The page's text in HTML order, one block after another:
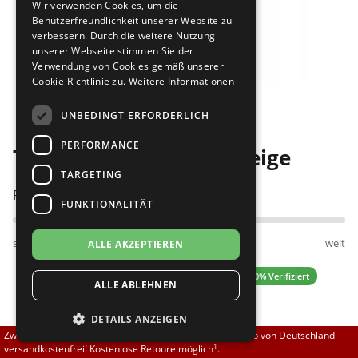
Brautschuhe
Sneaker
Übergrößen 43-44
Flexerinas
Merlet
Nueva Epoca
RayRose
Rummos
Rumpf
SoDanca
TopTanz
Bilder
Top Tanz Miami 3669 beige
Passt am besten bei Fußweite:
schmal normal weit
4.50 (2 Bewertungen) ✓ 100% Verifiziert
149,90 EUR
Zwischen 70,00 EUR und 800,00 EUR liefern wir innerhalb von Deutschland
versandkostenfrei! Kostenlose Retoure möglich1.
Wir verwenden Cookies, um die
Benutzerfreundlichkeit unserer Website zu
verbessern. Durch die weitere Nutzung
unserer Webseite stimmen Sie der
Verwendung von Cookies gemäß unserer
Cookie-Richtlinie zu. Weitere Informationen
UNBEDINGT ERFORDERLICH
PERFORMANCE
TARGETING
FUNKTIONALITÄT
ALLE AKZEPTIEREN
ALLE ABLEHNEN
DETAILS ANZEIGEN